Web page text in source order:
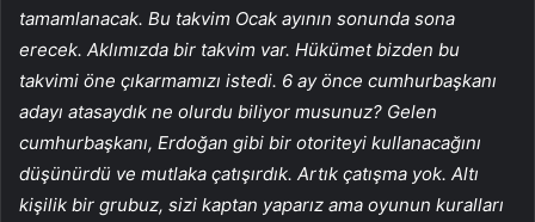
tamamlanacak. Bu takvim Ocak ayının sonunda sona
erecek. Aklımızda bir takvim var. Hükümet bizden bu
takvimi öne çıkarmamızı istedi. 6 ay önce cumhurbaşkanı
adayı atasaydık ne olurdu biliyor musunuz? Gelen
cumhurbaşkanı, Erdoğan gibi bir otoriteyi kullanacağını
düşünürdü ve mutlaka çatışırdık. Artık çatışma yok. Altı
kişilik bir grubuz, sizi kaptan yaparız ama oyunun kuralları